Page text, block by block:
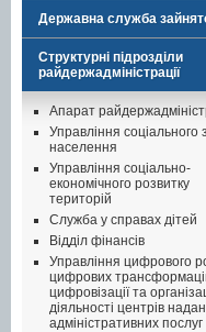
Державна служба
Структурні підрозділи
райдержадміністрації
Апарат
Управління соціального
населення
Управління соціально-
економічного розвитку
територій
Служба у справах дітей
Відділ фінансів
Управління цифрового
цифрових
цифровізації та
діяльності центрів
адміністративних послуг